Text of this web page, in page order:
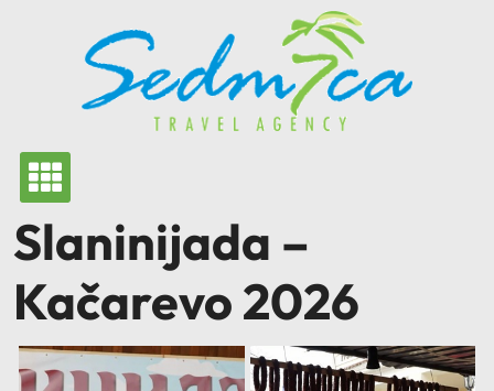
Slaninijada –
Kačarevo 2026